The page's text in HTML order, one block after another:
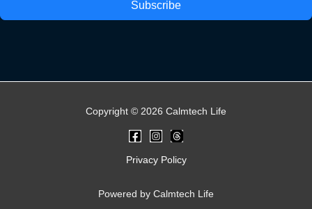
Subscribe
Copyright © 2026 Calmtech Life
Privacy Policy
Powered by Calmtech Life